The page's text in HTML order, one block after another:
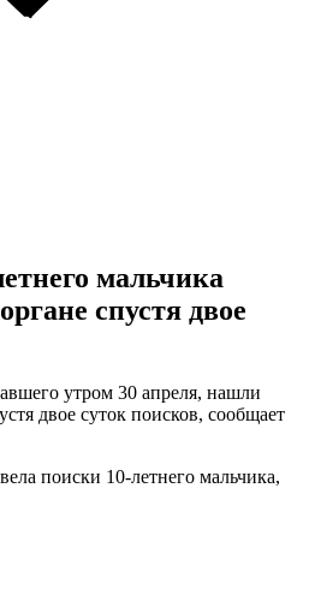
мальчика
спустя двое
утром 30 апреля, нашли
двое суток поисков, сообщает